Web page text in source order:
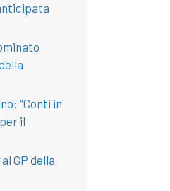
“Conti in
il
GP della